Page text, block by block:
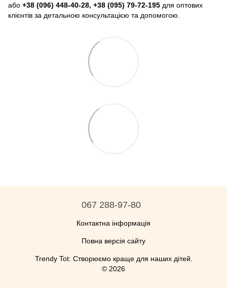
або +38 (096) 448-40-28, +38 (095) 79-72-195 для оптових
клієнтів за детальною консультацією та допомогою.
067 288-97-80
Контактна інформація
Повна версія сайту
Trendy Tot: Створюємо краще для наших дітей.
© 2026